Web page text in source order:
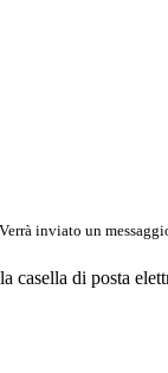
Verrà inviato un
casella di posta